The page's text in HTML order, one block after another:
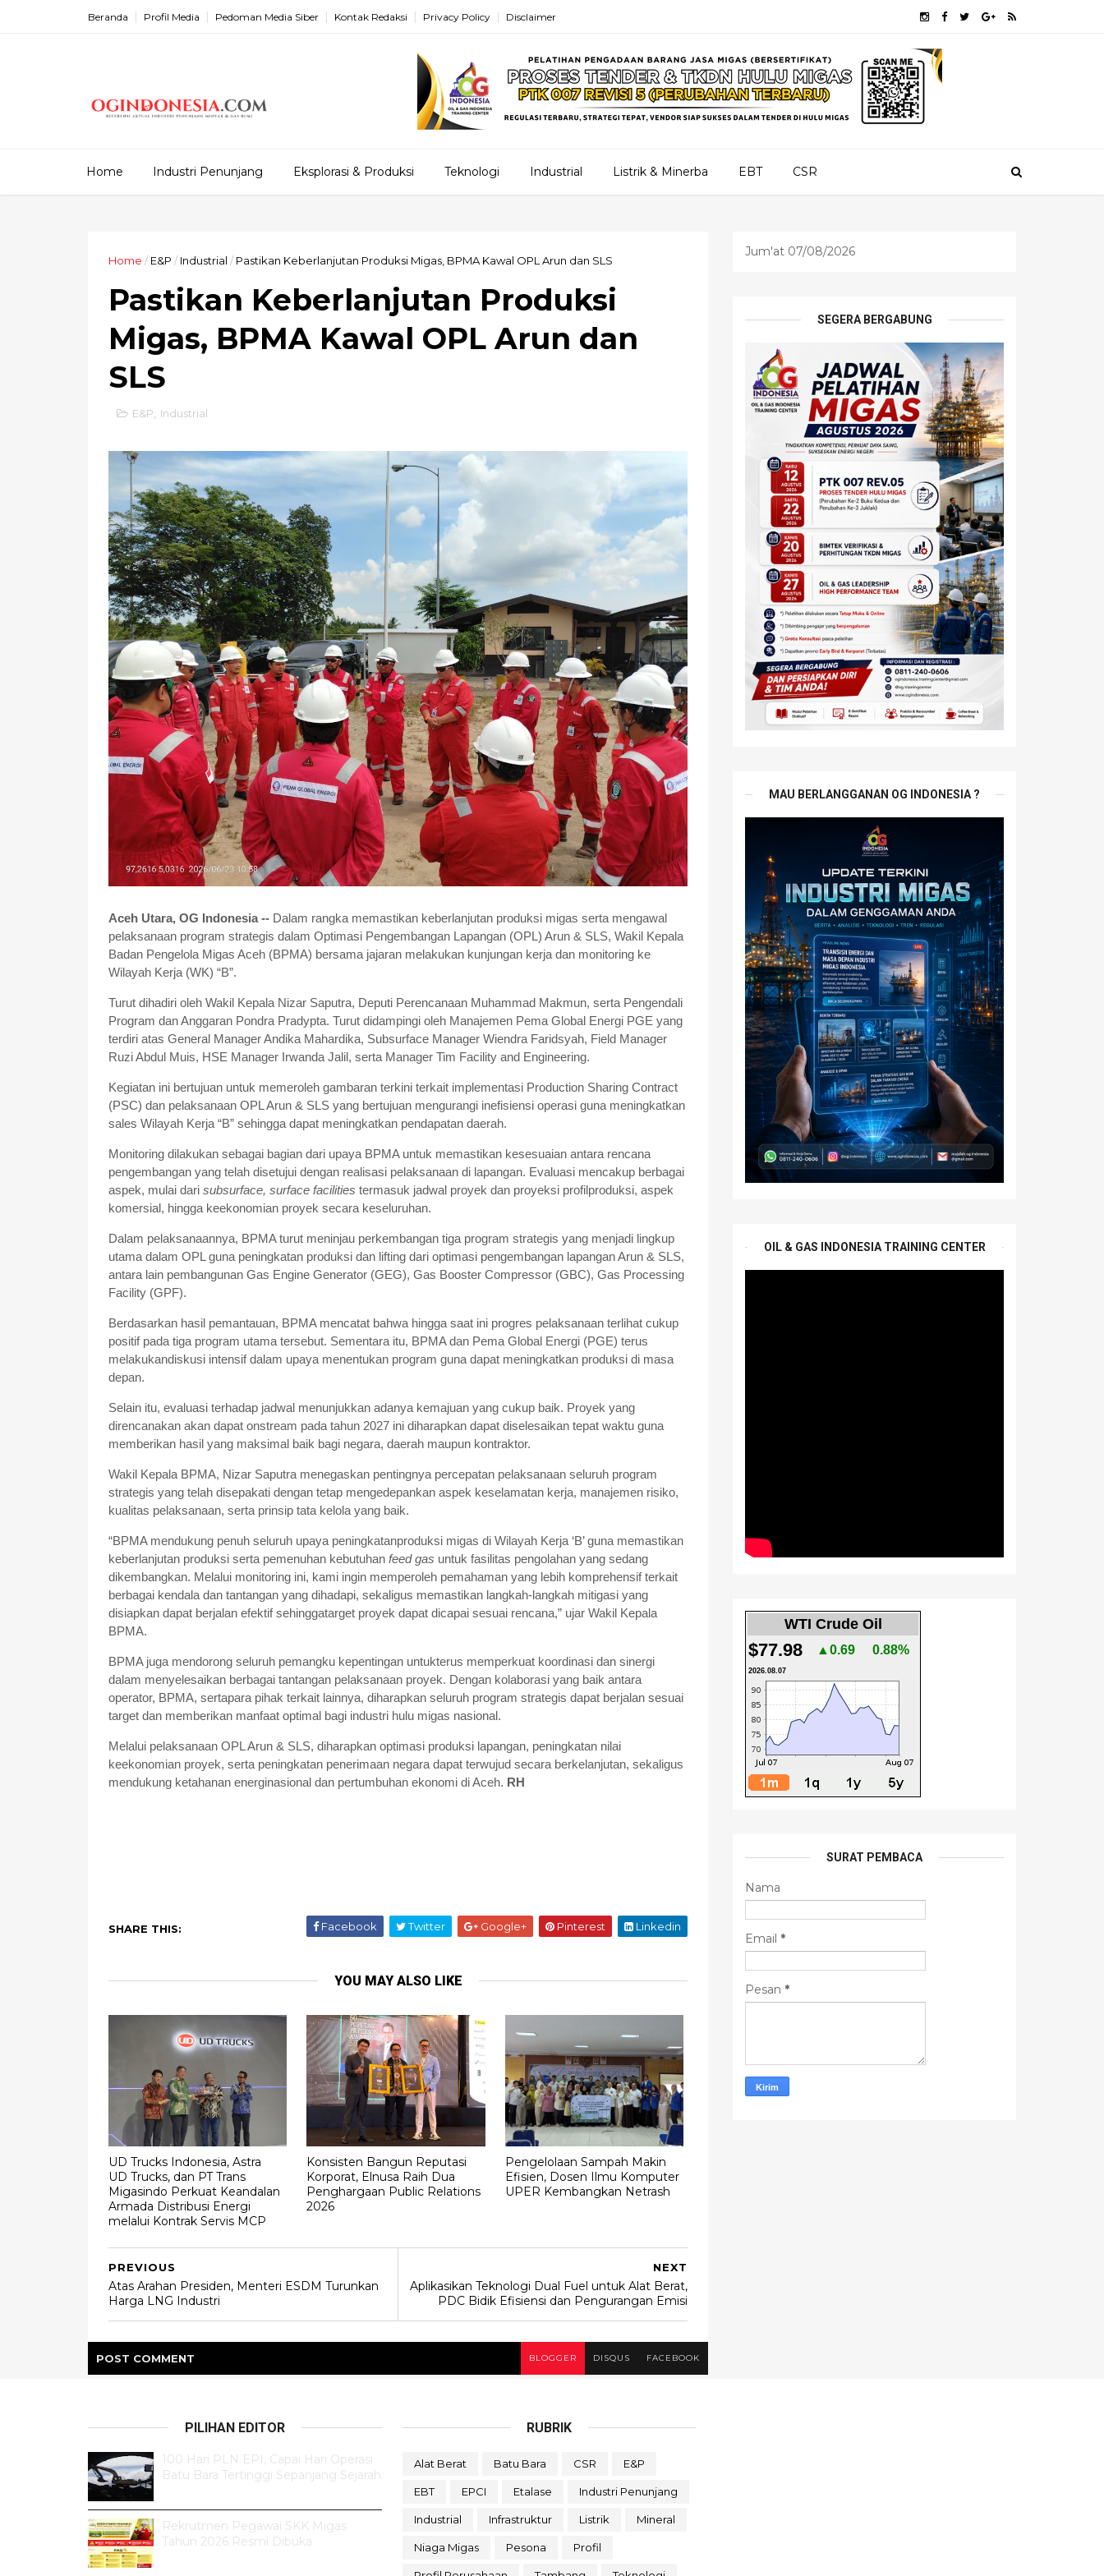
Beranda Profil Media Pedoman Media Siber Kontak Redaksi Privacy Policy Disclaimer
Home Industri Penunjang Eksplorasi & Produksi Teknologi Industrial Listrik & Minerba EBT CSR
Home / E&P / Industrial / Pastikan Keberlanjutan Produksi Migas, BPMA Kawal OPL Arun dan SLS
Pastikan Keberlanjutan Produksi
Migas, BPMA Kawal OPL Arun dan
SLS
E&P Industrial
Aceh Utara, OG Indonesia -- Dalam rangka memastikan keberlanjutan produksi migas serta mengawal
pelaksanaan program strategis dalam Optimasi Pengembangan Lapangan (OPL) Arun & SLS, Wakil Kepala
Badan Pengelola Migas Aceh (BPMA) bersama jajaran melakukan kunjungan kerja dan monitoring ke
Wilayah Kerja (WK) “B”.
Turut dihadiri oleh Wakil Kepala Nizar Saputra, Deputi Perencanaan Muhammad Makmun, serta Pengendali
Program dan Anggaran Pondra Pradypta. Turut didampingi oleh Manajemen Pema Global Energi PGE yang
terdiri atas General Manager Andika Mahardika, Subsurface Manager Wiendra Faridsyah, Field Manager
Ruzi Abdul Muis, HSE Manager Irwanda Jalil, serta Manager Tim Facility and Engineering.
Kegiatan ini bertujuan untuk memeroleh gambaran terkini terkait implementasi Production Sharing Contract
(PSC) dan pelaksanaan OPL Arun & SLS yang bertujuan mengurangi inefisiensi operasi guna meningkatkan
sales Wilayah Kerja “B” sehingga dapat meningkatkan pendapatan daerah.
Monitoring dilakukan sebagai bagian dari upaya BPMA untuk memastikan kesesuaian antara rencana
pengembangan yang telah disetujui dengan realisasi pelaksanaan di lapangan. Evaluasi mencakup berbagai
aspek, mulai dari subsurface, surface facilities termasuk jadwal proyek dan proyeksi profilproduksi, aspek
komersial, hingga keekonomian proyek secara keseluruhan.
Dalam pelaksanaannya, BPMA turut meninjau perkembangan tiga program strategis yang menjadi lingkup
utama dalam OPL guna peningkatan produksi dan lifting dari optimasi pengembangan lapangan Arun & SLS,
antara lain pembangunan Gas Engine Generator (GEG), Gas Booster Compressor (GBC), Gas Processing
Facility (GPF).
Berdasarkan hasil pemantauan, BPMA mencatat bahwa hingga saat ini progres pelaksanaan terlihat cukup
positif pada tiga program utama tersebut. Sementara itu, BPMA dan Pema Global Energi (PGE) terus
melakukandiskusi intensif dalam upaya menentukan program guna dapat meningkatkan produksi di masa
depan.
Selain itu, evaluasi terhadap jadwal menunjukkan adanya kemajuan yang cukup baik. Proyek yang
direncanakan akan dapat onstream pada tahun 2027 ini diharapkan dapat diselesaikan tepat waktu guna
memberikan hasil yang maksimal baik bagi negara, daerah maupun kontraktor.
Wakil Kepala BPMA, Nizar Saputra menegaskan pentingnya percepatan pelaksanaan seluruh program
strategis yang telah disepakati dengan tetap mengedepankan aspek keselamatan kerja, manajemen risiko,
kualitas pelaksanaan, serta prinsip tata kelola yang baik.
“BPMA mendukung penuh seluruh upaya peningkatanproduksi migas di Wilayah Kerja ‘B’ guna memastikan
keberlanjutan produksi serta pemenuhan kebutuhan feed gas untuk fasilitas pengolahan yang sedang
dikembangkan. Melalui monitoring ini, kami ingin memperoleh pemahaman yang lebih komprehensif terkait
berbagai kendala dan tantangan yang dihadapi, sekaligus memastikan langkah-langkah mitigasi yang
disiapkan dapat berjalan efektif sehinggatarget proyek dapat dicapai sesuai rencana,” ujar Wakil Kepala
BPMA.
BPMA juga mendorong seluruh pemangku kepentingan untukterus memperkuat koordinasi dan sinergi
dalam menyelesaikan berbagai tantangan pelaksanaan proyek. Dengan kolaborasi yang baik antara
operator, BPMA, sertapara pihak terkait lainnya, diharapkan seluruh program strategis dapat berjalan sesuai
target dan memberikan manfaat optimal bagi industri hulu migas nasional.
Melalui pelaksanaan OPL Arun & SLS, diharapkan optimasi produksi lapangan, peningkatan nilai
keekonomian proyek, serta peningkatan penerimaan negara dapat terwujud secara berkelanjutan, sekaligus
mendukung ketahanan energinasional dan pertumbuhan ekonomi di Aceh. RH
a
i
SHARE THIS: Facebook Twitter Google+ Pinterest Linkedin
YOU MAY ALSO LIKE
UD Trucks Indonesia, Astra
UD Trucks, dan PT Trans
Migasindo Perkuat Keandalan
Armada Distribusi Energi
melalui Kontrak Servis MCP
Konsisten Bangun Reputasi
Korporat, Elnusa Raih Dua
Penghargaan Public Relations
2026
Pengelolaan Sampah Makin
Efisien, Dosen Ilmu Komputer
UPER Kembangkan Netrash
NEXT
Aplikasikan Teknologi Dual Fuel untuk Alat Berat,
PDC Bidik Efisiensi dan Pengurangan Emisi
PREVIOUS
Atas Arahan Presiden, Menteri ESDM Turunkan
Harga LNG Industri
POST COMMENT BLOGGER DISQUS FACEBOOK
Jum'at 07/08/2026
SEGERA BERGABUNG
MAU BERLANGGANAN OG INDONESIA ?
OIL & GAS INDONESIA TRAINING CENTER
WTI Crude Oil
$77.98 ▲0.69 0.88%
2026.08.07
SURAT PEMBACA
Nama
Email *
Pesan *
PILIHAN EDITOR
100 Hari PLN EPI, Capai Hari Operasi
Batu Bara Tertinggi Sepanjang Sejarah
Rekrutmen Pegawai SKK Migas
Tahun 2026 Resmi Dibuka
RUBRIK
Alat Berat Batu Bara CSR E&P
EBT EPCI Etalase Industri Penunjang
Industrial Infrastruktur Listrik Mineral
Niaga Migas Pesona Profil